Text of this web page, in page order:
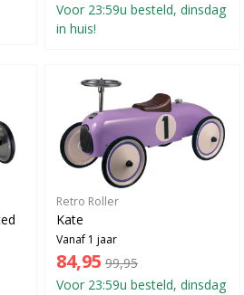
Voor 23:59u besteld, dinsdag
in huis!
Retro Roller
Kate
Vanaf 1 jaar
84,95 99,95
Voor 23:59u besteld, dinsdag